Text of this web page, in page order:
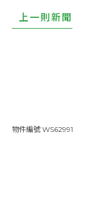
上一則新聞
物件編號 WS62991